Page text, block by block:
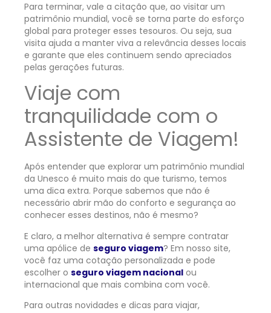
Para terminar, vale a citação que, ao visitar um
patrimônio mundial, você se torna parte do esforço
global para proteger esses tesouros. Ou seja, sua
visita ajuda a manter viva a relevância desses locais
e garante que eles continuem sendo apreciados
pelas gerações futuras.
Viaje com
tranquilidade com o
Assistente de Viagem!
Após entender que explorar um patrimônio mundial
da Unesco é muito mais do que turismo, temos
uma dica extra. Porque sabemos que não é
necessário abrir mão do conforto e segurança ao
conhecer esses destinos, não é mesmo?
E claro, a melhor alternativa é sempre contratar
uma apólice de seguro viagem? Em nosso site,
você faz uma cotação personalizada e pode
escolher o seguro viagem nacional ou
internacional que mais combina com você.
Para outras novidades e dicas para viajar,